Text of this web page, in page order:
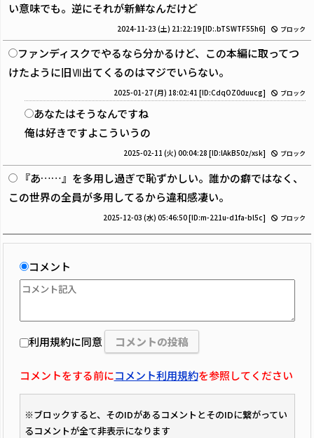
い意味でも。逆にそれが新鮮なんだけど
2024-11-23 (土) 21:22:19[ID:.bTSWTF55h6] ブロック
ファンディスクでやるなら分かるけど、この本編に取ってつ
けたように旧Ⅶ出てくるのはマジでいらない。
2025-01-27 (月) 18:02:41 [ID:CdqOZ0duucg] ブロック
あなたはそうなんですね
俺は好きですよこういうの
2025-02-11 (火) 00:04:28 [ID:lAkB50z/xsk] ブロック
『あ……』を多用し過ぎで恥ずかしい。誰かの癖ではなく、
この世界の全員が多用してるから違和感凄い。
2025-12-03 (水) 05:46:50[ID:m-221u-d1fa-bl5c] ブロック
コメント
利用規約に同意
コメントをする前にコメント利用規約を参照してください
※ブロックすると、そのIDがあるコメントとそのIDに繋がってい
るコメントが全て非表示になります